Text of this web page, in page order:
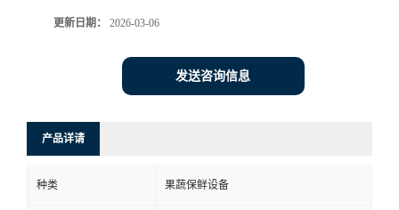
更新日期： 2026-03-06
发送咨询信息
产品详请
种类 果蔬保鲜设备